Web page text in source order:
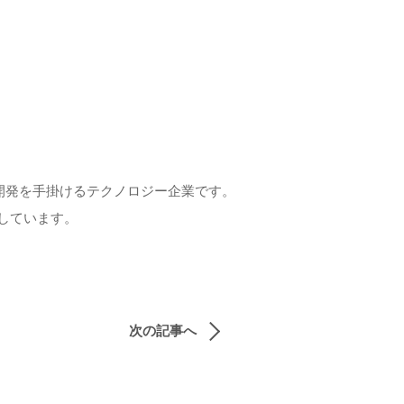
を手掛けるテクノロジー企業です。
ています。
次の記事へ